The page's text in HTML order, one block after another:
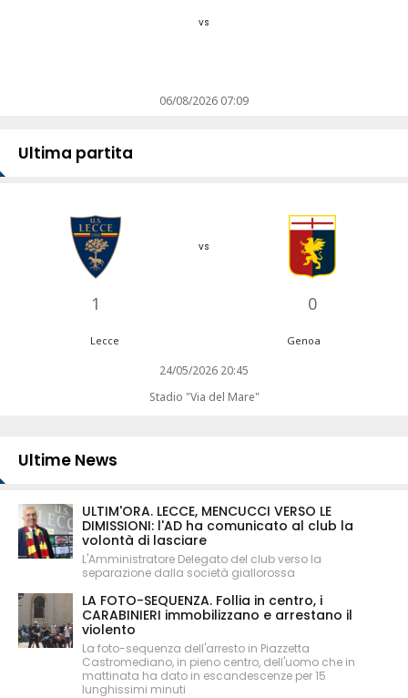
vs
06/08/2026 07:09
Ultima partita
1
vs
0
Lecce Genoa
24/05/2026 20:45
Stadio "Via del Mare"
Ultime News
ULTIM'ORA. LECCE, MENCUCCI VERSO LE
DIMISSIONI: l'AD ha comunicato al club la
volontà di lasciare
L'Amministratore Delegato del club verso la
separazione dalla società giallorossa
LA FOTO-SEQUENZA. Follia in centro, i
CARABINIERI immobilizzano e arrestano il
violento
La foto-sequenza dell'arresto in Piazzetta
Castromediano, in pieno centro, dell'uomo che in
mattinata ha dato in escandescenze per 15
lunghissimi minuti